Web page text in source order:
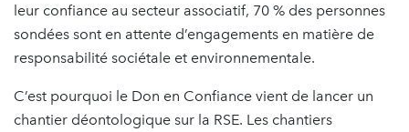
leur confiance au secteur associatif, 70 % des personnes
sondées sont en attente d’engagements en matière de
responsabilité sociétale et environnementale.
C’est pourquoi le Don en Confiance vient de lancer un
chantier déontologique sur la RSE. Les chantiers